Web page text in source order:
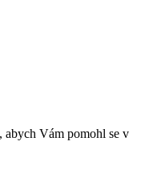
abych Vám pomohl se v